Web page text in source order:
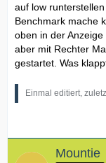
auf low
Benchmark mache
oben in der
aber mit Rechter
gestartet. Was
Einmal editiert,
Mountie